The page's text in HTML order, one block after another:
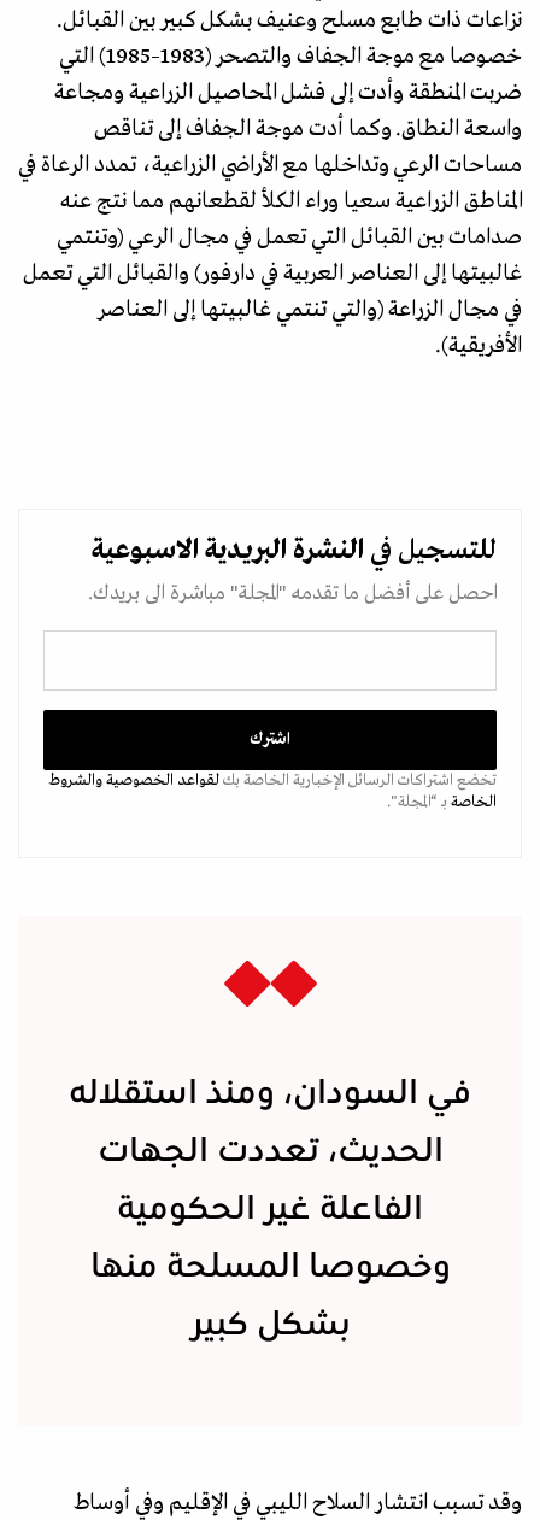
نزاعات ذات طابع مسلح وعنيف بشكل كبير بين القبائل.
خصوصا مع موجة الجفاف والتصحر (1983–1985) التي
ضربت المنطقة وأدت إلى فشل المحاصيل الزراعية ومجاعة
واسعة النطاق. وكما أدت موجة الجفاف إلى تناقص
مساحات الرعي وتداخلها مع الأراضي الزراعية، تمدد الرعاة في
المناطق الزراعية سعيا وراء الكلأ لقطعانهم مما نتج عنه
صدامات بين القبائل التي تعمل في مجال الرعي (وتنتمي
غالبيتها إلى العناصر العربية في دارفور) والقبائل التي تعمل
في مجال الزراعة (والتي تنتمي غالبيتها إلى العناصر
الأفريقية).
للتسجيل في النشرة البريدية الاسبوعية
احصل على أفضل ما تقدمه "المجلة" مباشرة الى بريدك.
تخضع اشتراكات الرسائل الإخبارية الخاصة بكلقواعد الخصوصيةوالشروط
الخاصة بـ “المجلة".
في السودان، ومنذ استقلاله
الحديث، تعددت الجهات
الفاعلة غير الحكومية
وخصوصا المسلحة منها
بشكل كبير
وقد تسبب انتشار السلاح الليبي في الإقليم وفي أوساط